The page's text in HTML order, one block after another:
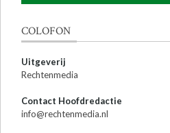
COLOFON
Uitgeverij
Rechtenmedia
Contact Hoofdredactie
info@rechtenmedia.nl